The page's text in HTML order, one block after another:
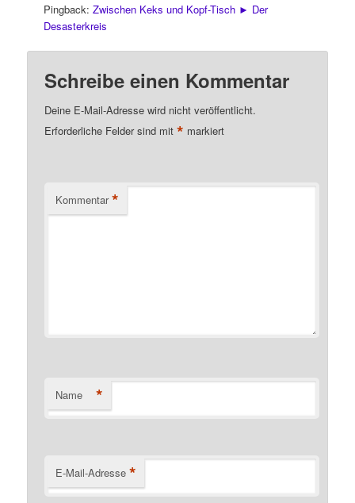
Pingback:Zwischen Keks und Kopf-Tisch ► Der
Desasterkreis
Schreibe einen Kommentar
Deine E-Mail-Adresse wird nicht veröffentlicht.
Erforderliche Felder sind mit* markiert
Kommentar *
Name *
E-Mail-Adresse *